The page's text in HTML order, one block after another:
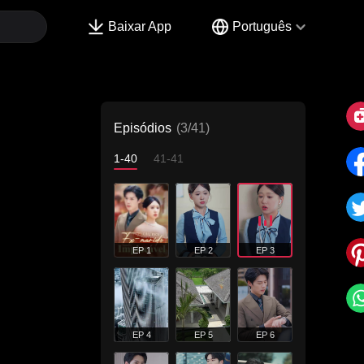
Baixar App Português
Episódios (3/41)
1-40 41-41
EP 1 EP 2 EP 3
EP 4 EP 5 EP 6